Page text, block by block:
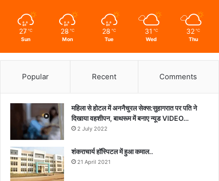
27 ℃
Sun
28 ℃
Mon
28 ℃
Tue
31 ℃
Wed
32 ℃
Thu
Popular Recent Comments
महिला से होटल में अननैचुरल सेक्स:सुहागरात पर पति ने
दिखाया वहशीपन, बाथरूम में बनाए न्यूड VIDEO…
2 July 2022
शंकराचार्य हॉस्पिटल में हुआ कमाल..
21 April 2021